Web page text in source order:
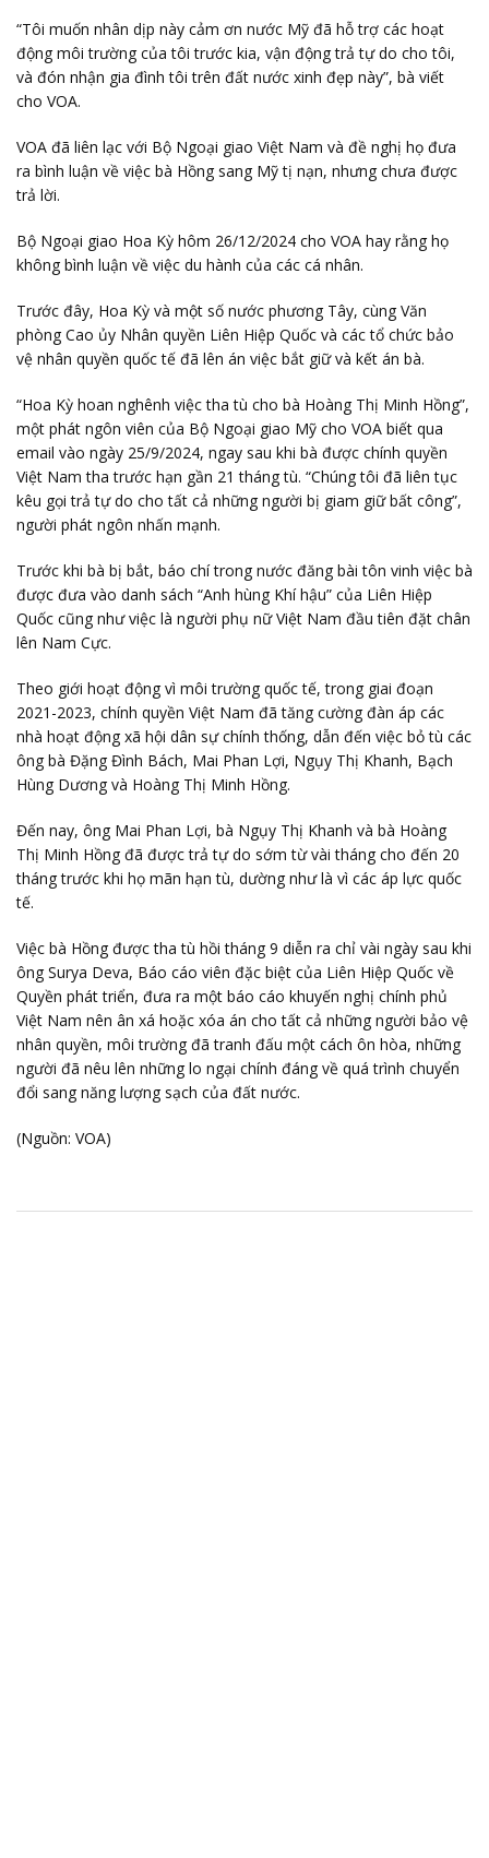
“Tôi muốn nhân dịp này cảm ơn nước Mỹ đã hỗ trợ các hoạt
động môi trường của tôi trước kia, vận động trả tự do cho tôi,
và đón nhận gia đình tôi trên đất nước xinh đẹp này”, bà viết
cho VOA.
VOA đã liên lạc với Bộ Ngoại giao Việt Nam và đề nghị họ đưa
ra bình luận về việc bà Hồng sang Mỹ tị nạn, nhưng chưa được
trả lời.
Bộ Ngoại giao Hoa Kỳ hôm 26/12/2024 cho VOA hay rằng họ
không bình luận về việc du hành của các cá nhân.
Trước đây, Hoa Kỳ và một số nước phương Tây, cùng Văn
phòng Cao ủy Nhân quyền Liên Hiệp Quốc và các tổ chức bảo
vệ nhân quyền quốc tế đã lên án việc bắt giữ và kết án bà.
“Hoa Kỳ hoan nghênh việc tha tù cho bà Hoàng Thị Minh Hồng”,
một phát ngôn viên của Bộ Ngoại giao Mỹ cho VOA biết qua
email vào ngày 25/9/2024, ngay sau khi bà được chính quyền
Việt Nam tha trước hạn gần 21 tháng tù. “Chúng tôi đã liên tục
kêu gọi trả tự do cho tất cả những người bị giam giữ bất công”,
người phát ngôn nhấn mạnh.
Trước khi bà bị bắt, báo chí trong nước đăng bài tôn vinh việc bà
được đưa vào danh sách “Anh hùng Khí hậu” của Liên Hiệp
Quốc cũng như việc là người phụ nữ Việt Nam đầu tiên đặt chân
lên Nam Cực.
Theo giới hoạt động vì môi trường quốc tế, trong giai đoạn
2021-2023, chính quyền Việt Nam đã tăng cường đàn áp các
nhà hoạt động xã hội dân sự chính thống, dẫn đến việc bỏ tù các
ông bà Đặng Đình Bách, Mai Phan Lợi, Ngụy Thị Khanh, Bạch
Hùng Dương và Hoàng Thị Minh Hồng.
Đến nay, ông Mai Phan Lợi, bà Ngụy Thị Khanh và bà Hoàng
Thị Minh Hồng đã được trả tự do sớm từ vài tháng cho đến 20
tháng trước khi họ mãn hạn tù, dường như là vì các áp lực quốc
tế.
Việc bà Hồng được tha tù hồi tháng 9 diễn ra chỉ vài ngày sau khi
ông Surya Deva, Báo cáo viên đặc biệt của Liên Hiệp Quốc về
Quyền phát triển, đưa ra một báo cáo khuyến nghị chính phủ
Việt Nam nên ân xá hoặc xóa án cho tất cả những người bảo vệ
nhân quyền, môi trường đã tranh đấu một cách ôn hòa, những
người đã nêu lên những lo ngại chính đáng về quá trình chuyển
đổi sang năng lượng sạch của đất nước.
(Nguồn: VOA)